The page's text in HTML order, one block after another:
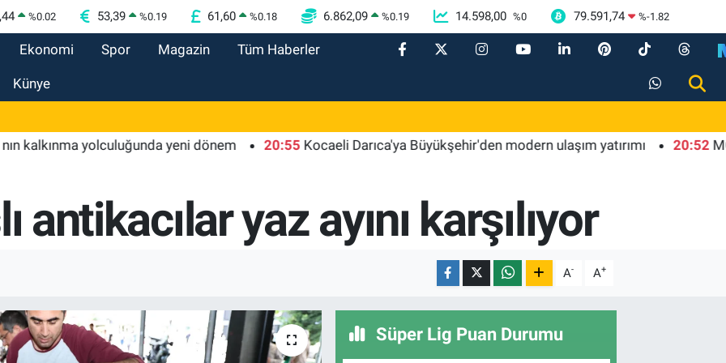
%0.02 53,39 %0.19 61,60 %0.18 6.862,09 %0.19 14.598,00 %0 79.591,74 %-1.82
Ekonomi Spor Magazin Tüm Haberler
Künye
yolculuğunda yeni dönem 20:55 Kocaeli Darıca'ya Büyükşehir'den modern ulaşım yatırımı 20:52
antikacılar yaz ayını karşılıyor
A- A+
Süper Lig Puan Durumu